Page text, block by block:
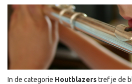
In de categorie Houtblazerstref je de